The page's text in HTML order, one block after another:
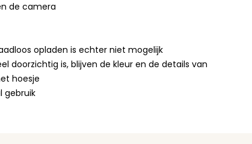
de camera
opladen is echter niet mogelijk
doorzichtig is, blijven de kleur en de details van
hoesje
gebruik